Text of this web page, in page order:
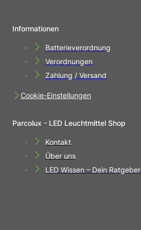
Informationen
Batterieverordnung
Verordnungen
Zahlung / Versand
Cookie-Einstellungen
Parcolux - LED Leuchtmittel Shop
Kontakt
Über uns
LED Wissen – Dein Ratgeber